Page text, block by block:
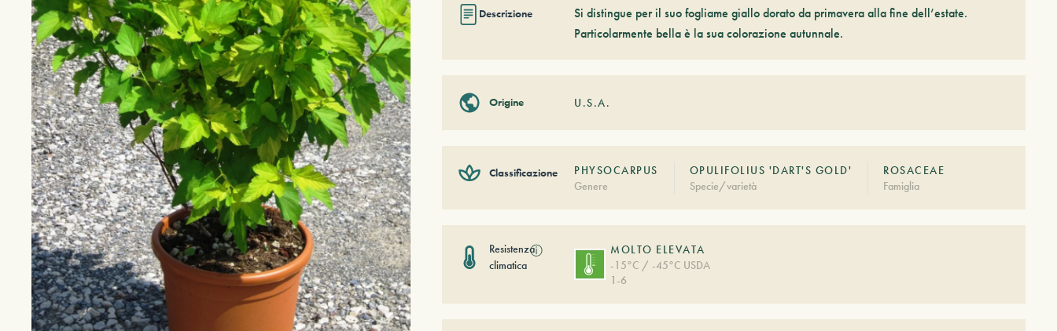
Descrizione
Si distingue per il suo fogliame giallo dorato da primavera alla fine dell’estate.
Particolarmente bella è la sua colorazione autunnale.
Origine U.S.A.
Classificazione
PHYSOCARPUS
Genere
OPULIFOLIUS 'DART'S GOLD'
Specie/varietà
ROSACEAE
Famiglia
Resistenza
climatica
ⓘ
MOLTO ELEVATA
-15°C / -45°C USDA
1-6